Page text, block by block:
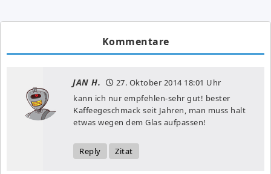
Kommentare
JAN H. 27. Oktober 201418:01 Uhr
kann ich nur empfehlen-sehr gut! bester
Kaffeegeschmack seit Jahren, man muss halt
etwas wegen dem Glas aufpassen!
Reply Zitat